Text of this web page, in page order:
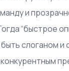
и
“быстрое
слоганом и